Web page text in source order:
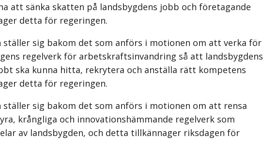
att sänka skatten på landsbygdens jobb och företagande
detta för regeringen.
ställer sig bakom det som anförs i motionen om att verka för
regelverk för arbetskraftsinvandring så att landsbygdens
ska kunna hitta, rekrytera och anställa rätt kompetens
detta för regeringen.
ställer sig bakom det som anförs i motionen om att rensa
krångliga och innovationshämmande regelverk som
av lands­bygden, och detta tillkännager riksdagen för